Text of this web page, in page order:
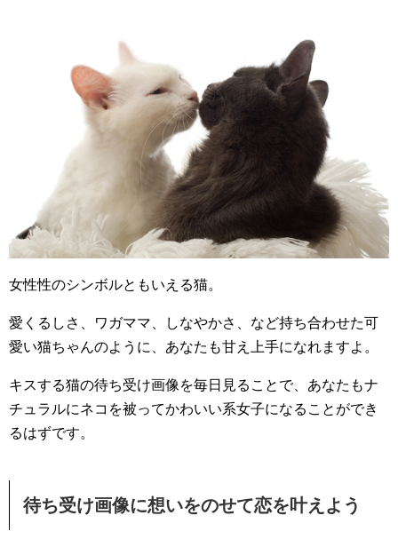
女性性のシンボルともいえる猫。
愛くるしさ、ワガママ、しなやかさ、など持ち合わせた可
愛い猫ちゃんのように、あなたも甘え上手になれますよ。
キスする猫の待ち受け画像を毎日見ることで、あなたもナ
チュラルにネコを被ってかわいい系女子になることができ
るはずです。
待ち受け画像に想いをのせて恋を叶えよう